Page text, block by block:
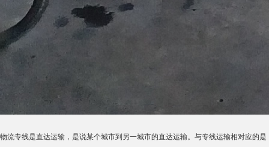
物流专线是直达运输，是说某个城市到另一城市的直达运输。与专线运输相对应的是